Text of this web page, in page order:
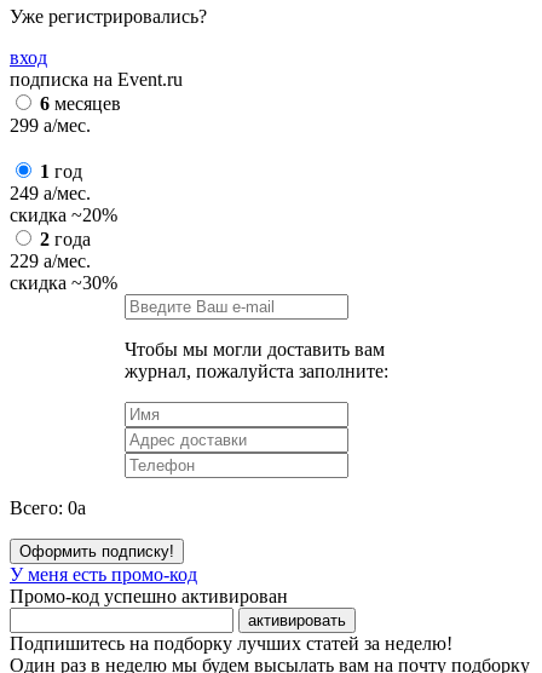
Уже регистрировались?
вход
подписка на Event.ru
6 месяцев
299 a/мес.
1 год
249 a/мес.
скидка ~20%
2 года
229 a/мес.
скидка ~30%
Чтобы мы могли доставить вам
журнал, пожалуйста заполните:
Всего: 0a
Оформить подписку!
У меня есть промо-код
Промо-код успешно активирован
активировать
Подпишитесь на подборку лучших статей за неделю!
Один раз в неделю мы будем высылать вам на почту подборку